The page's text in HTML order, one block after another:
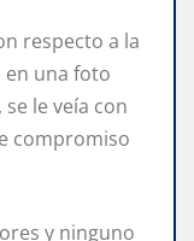
respecto a la
en una foto
le veía con
compromiso
y ninguno